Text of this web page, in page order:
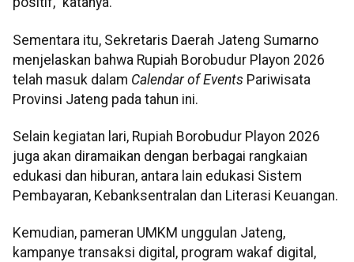
Sementara itu, Sekretaris Daerah Jateng Sumarno
menjelaskan bahwa Rupiah Borobudur Playon 2026
telah masuk dalam Calendar of Events Pariwisata
Provinsi Jateng pada tahun ini.
Selain kegiatan lari, Rupiah Borobudur Playon 2026
juga akan diramaikan dengan berbagai rangkaian
edukasi dan hiburan, antara lain edukasi Sistem
Pembayaran, Kebanksentralan dan Literasi Keuangan.
Kemudian, pameran UMKM unggulan Jateng,
kampanye transaksi digital, program wakaf digital,